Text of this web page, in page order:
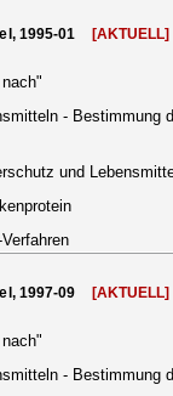
1995-01 [AKTUELL]
- Bestimmung
und
1997-09 [AKTUELL]
- Bestimmung